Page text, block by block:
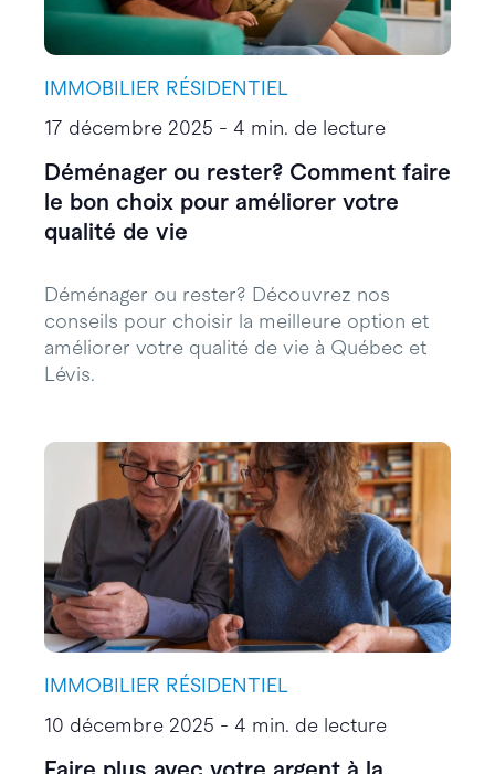
IMMOBILIER RÉSIDENTIEL
17 décembre 2025 - 4 min. de lecture
Déménager ou rester? Comment faire
le bon choix pour améliorer votre
qualité de vie
Déménager ou rester? Découvrez nos
conseils pour choisir la meilleure option et
améliorer votre qualité de vie à Québec et
Lévis.
IMMOBILIER RÉSIDENTIEL
10 décembre 2025 - 4 min. de lecture